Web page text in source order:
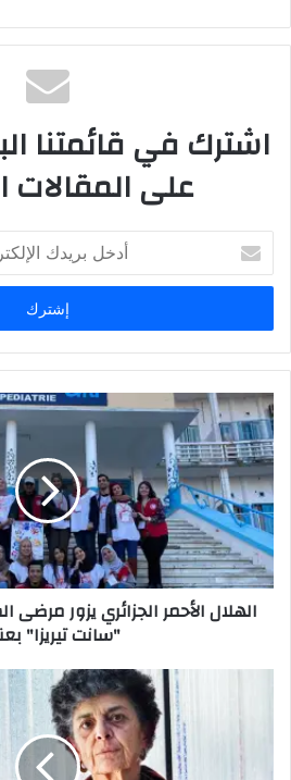
اشترك في قائمتنا
على المقالات
خ
ب
ر
د
ك
ا
ل
إ
ل
ك
ت
ر
الهلال الأحمر الجزائري يزور
"سانت تيريزا"